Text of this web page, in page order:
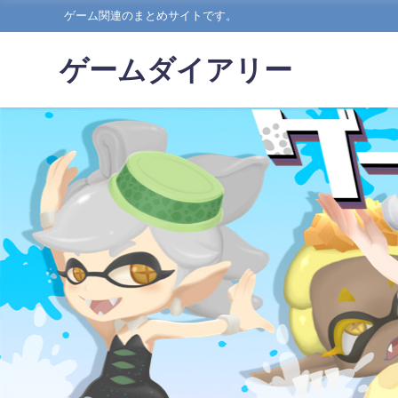
ゲーム関連のまとめサイトです。
ゲームダイアリー